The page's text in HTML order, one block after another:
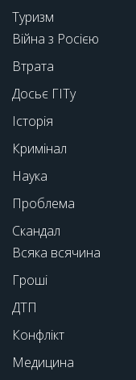
Туризм
Війна з Росією
Втрата
Досьє ГІТу
Історія
Кримінал
Наука
Проблема
Скандал
Всяка всячина
Гроші
ДТП
Конфлікт
Медицина